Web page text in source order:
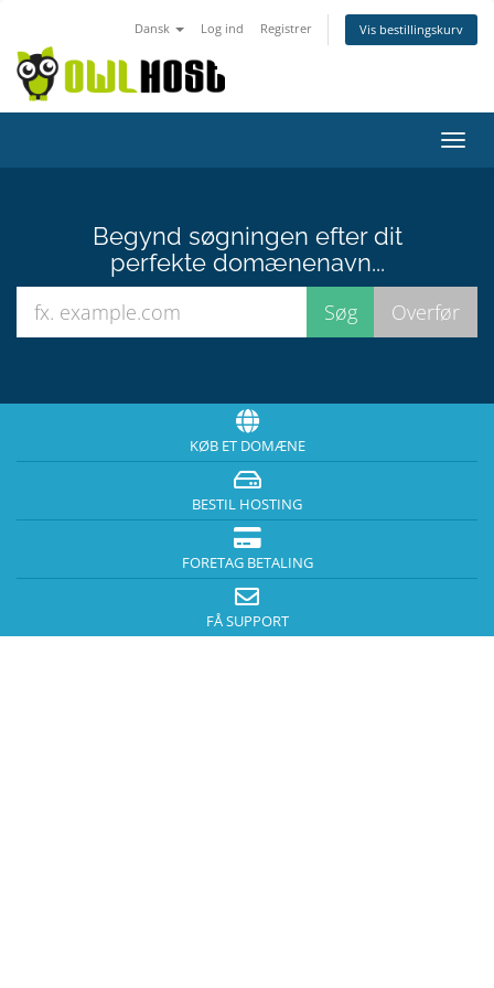
Dansk Log ind Registrer Vis bestillingskurv
Skift
Begynd søgningen efter dit
perfekte domænenavn...
KØB ET DOMÆNE
BESTIL HOSTING
FORETAG BETALING
FÅ SUPPORT